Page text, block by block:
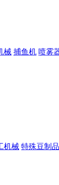
械 捕鱼机 喷雾
机械 特殊豆制